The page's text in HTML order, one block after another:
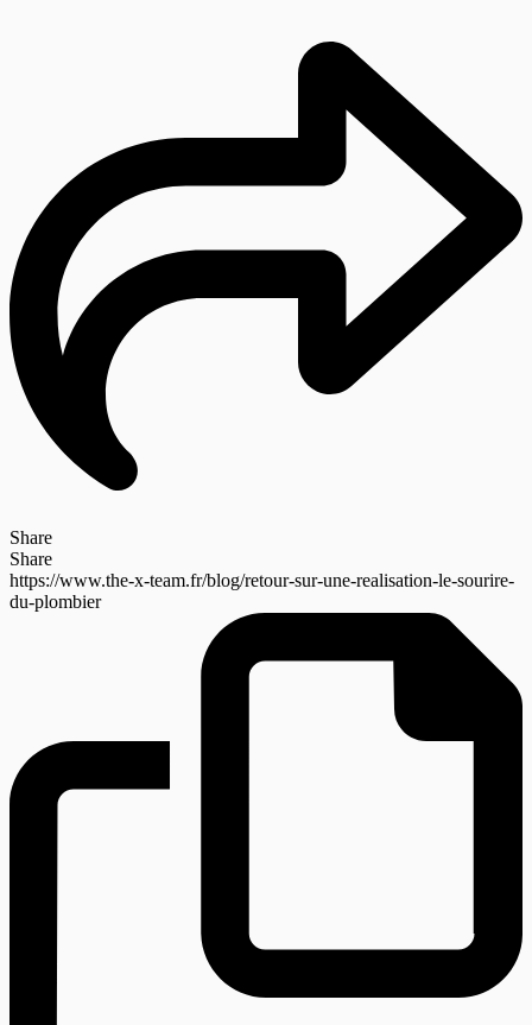
Share
Share
https://www.the-x-team.fr/blog/retour-sur-une-realisation-le-sourire-
du-plombier